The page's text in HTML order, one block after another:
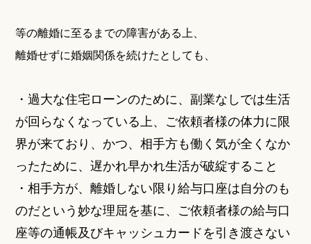
等の離婚に至るまでの障害がある上、
離婚せずに婚姻関係を続けたとしても、
・過大な住宅ローンのために、副業なしでは生活
が回らなくなっている上、ご依頼者様の体力に限
界が来ており、かつ、相手方も働く気が全くなか
ったために、遅かれ早かれ生活が破綻すること
・相手方が、離婚しない限り給与口座は自分のも
のだという妙な理屈を基に、ご依頼者様の給与口
座等の通帳及びキャッシュカードを引き渡さない